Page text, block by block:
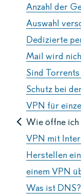
Anzahl der
Auswahl
Dedizierte
Mail wird
Sind
Schutz bei
VPN für
Wie öffne ich
VPN mit
Herstellen
einem VPN
Was ist DNS?